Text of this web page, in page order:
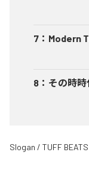
7 ： Modern
8 ： その時時
Slogan / TUFF BEATS